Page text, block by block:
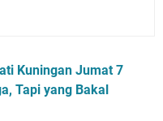
Kuningan Jumat 7
Tapi yang Bakal